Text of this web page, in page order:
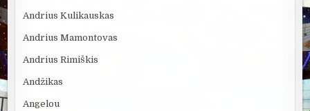
Andrius Kulikauskas
Andrius Mamontovas
Andrius Rimiškis
Andžikas
Angelou